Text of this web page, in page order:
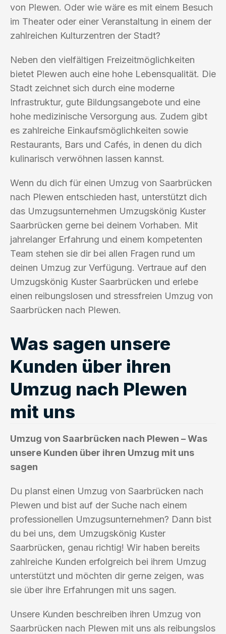
von Plewen. Oder wie wäre es mit einem Besuch
im Theater oder einer Veranstaltung in einem der
zahlreichen Kulturzentren der Stadt?
Neben den vielfältigen Freizeitmöglichkeiten
bietet Plewen auch eine hohe Lebensqualität. Die
Stadt zeichnet sich durch eine moderne
Infrastruktur, gute Bildungsangebote und eine
hohe medizinische Versorgung aus. Zudem gibt
es zahlreiche Einkaufsmöglichkeiten sowie
Restaurants, Bars und Cafés, in denen du dich
kulinarisch verwöhnen lassen kannst.
Wenn du dich für einen Umzug von Saarbrücken
nach Plewen entschieden hast, unterstützt dich
das Umzugsunternehmen Umzugskönig Kuster
Saarbrücken gerne bei deinem Vorhaben. Mit
jahrelanger Erfahrung und einem kompetenten
Team stehen sie dir bei allen Fragen rund um
deinen Umzug zur Verfügung. Vertraue auf den
Umzugskönig Kuster Saarbrücken und erlebe
einen reibungslosen und stressfreien Umzug von
Saarbrücken nach Plewen.
Was sagen unsere
Kunden über ihren
Umzug nach Plewen
mit uns
Umzug von Saarbrücken nach Plewen – Was
unsere Kunden über ihren Umzug mit uns
sagen
Du planst einen Umzug von Saarbrücken nach
Plewen und bist auf der Suche nach einem
professionellen Umzugsunternehmen? Dann bist
du bei uns, dem Umzugskönig Kuster
Saarbrücken, genau richtig! Wir haben bereits
zahlreiche Kunden erfolgreich bei ihrem Umzug
unterstützt und möchten dir gerne zeigen, was
sie über ihre Erfahrungen mit uns sagen.
Unsere Kunden beschreiben ihren Umzug von
Saarbrücken nach Plewen mit uns als reibungslos